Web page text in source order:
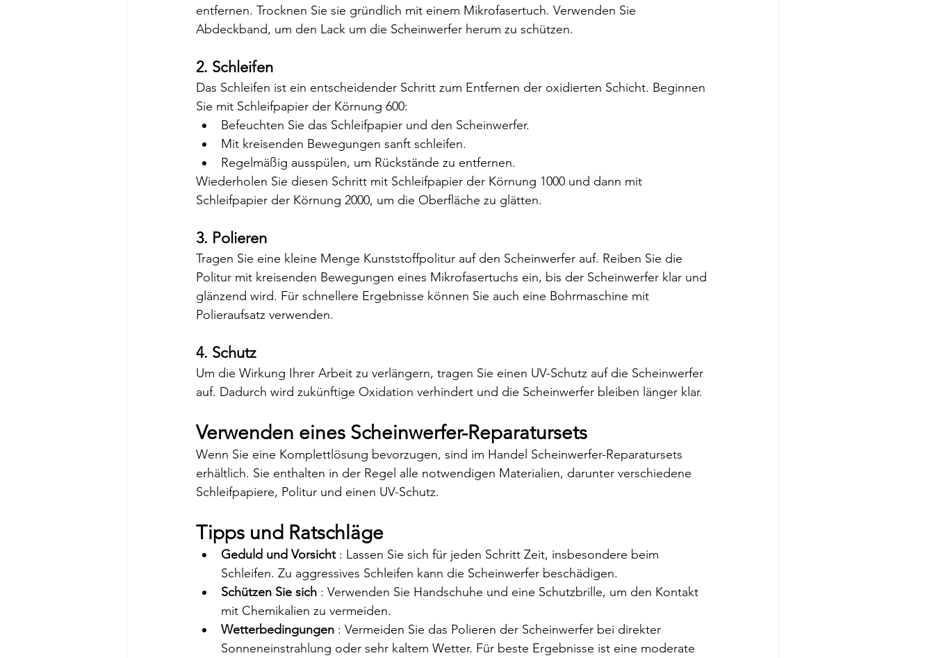
entfernen. Trocknen Sie sie gründlich mit einem Mikrofasertuch. Verwenden Sie
Abdeckband, um den Lack um die Scheinwerfer herum zu schützen.
2. Schleifen
Das Schleifen ist ein entscheidender Schritt zum Entfernen der oxidierten Schicht. Beginnen
Sie mit Schleifpapier der Körnung 600:
Befeuchten Sie das Schleifpapier und den Scheinwerfer.
Mit kreisenden Bewegungen sanft schleifen.
Regelmäßig ausspülen, um Rückstände zu entfernen.
Wiederholen Sie diesen Schritt mit Schleifpapier der Körnung 1000 und dann mit
Schleifpapier der Körnung 2000, um die Oberfläche zu glätten.
3. Polieren
Tragen Sie eine kleine Menge Kunststoffpolitur auf den Scheinwerfer auf. Reiben Sie die
Politur mit kreisenden Bewegungen eines Mikrofasertuchs ein, bis der Scheinwerfer klar und
glänzend wird. Für schnellere Ergebnisse können Sie auch eine Bohrmaschine mit
Polieraufsatz verwenden.
4. Schutz
Um die Wirkung Ihrer Arbeit zu verlängern, tragen Sie einen UV-Schutz auf die Scheinwerfer
auf. Dadurch wird zukünftige Oxidation verhindert und die Scheinwerfer bleiben länger klar.
Verwenden eines Scheinwerfer-Reparatursets
Wenn Sie eine Komplettlösung bevorzugen, sind im Handel Scheinwerfer-Reparatursets
erhältlich. Sie enthalten in der Regel alle notwendigen Materialien, darunter verschiedene
Schleifpapiere, Politur und einen UV-Schutz.
Tipps und Ratschläge
Geduld und Vorsicht : Lassen Sie sich für jeden Schritt Zeit, insbesondere beim
Schleifen. Zu aggressives Schleifen kann die Scheinwerfer beschädigen.
Schützen Sie sich : Verwenden Sie Handschuhe und eine Schutzbrille, um den Kontakt
mit Chemikalien zu vermeiden.
Wetterbedingungen : Vermeiden Sie das Polieren der Scheinwerfer bei direkter
Sonneneinstrahlung oder sehr kaltem Wetter. Für beste Ergebnisse ist eine moderate